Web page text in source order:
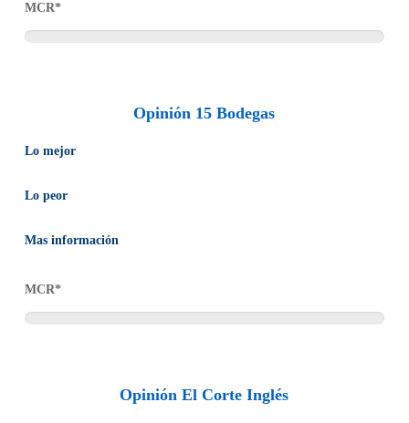
MCR*
Opinión 15 Bodegas
Lo mejor
Entrega en 24-72 horas
Envíos gratis en pedidos de más de 100 euros
Lo peor
Tienen gastos de envío en pedidos inferiores a 100 euros.
Mas información
MCR*
Opinión El Corte Inglés